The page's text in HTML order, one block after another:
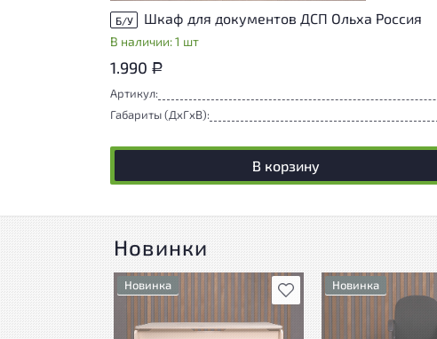
Б/У Шкаф для документов ДСП Ольха Россия
В наличии: 1 шт
1.990 Р
Артикул:
Габариты (ДxГxВ):
В корзину
Новинки
В избранное
Новинка
приближено к новому, могут
присутствовать
Новинка
Состояние товара
приближено к
присутствовать